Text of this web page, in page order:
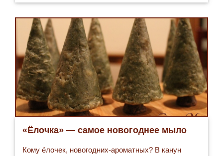
«Ёлочка» — самое новогоднее мыло
Кому ёлочек, новогодних-ароматных? В канун